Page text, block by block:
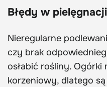
Błędy w pielęgnacji
Nieregularne
czy brak
osłabić rośliny. Ogórki
korzeniowy, dlatego